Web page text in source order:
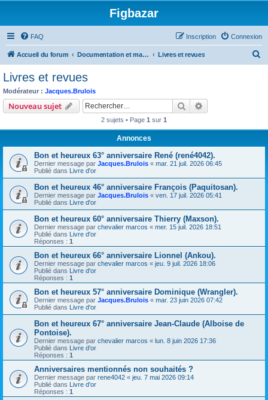
Figbazar
FAQ Connexion
Inscription
Accueil du forum Documentation et materiel du figuriniste Livres et revues
Livres et revues
Modérateur : Jacques.Brulois
Nouveau sujet Rechercher
2 sujets • Page 1 sur 1
Annonces
Bon et heureux 63° anniversaire René (rené4042).
Dernier message par Jacques.Brulois « mar. 21 juil. 2026 06:45
Publié dans Livre d'or
Bon et heureux 46° anniversaire François (Paquitosan).
Dernier message par Jacques.Brulois « ven. 17 juil. 2026 05:41
Publié dans Livre d'or
Bon et heureux 60° anniversaire Thierry (Maxson).
Dernier message par chevalier marcos « mer. 15 juil. 2026 18:51
Publié dans Livre d'or
Réponses : 1
Bon et heureux 66° anniversaire Lionnel (Ankou).
Dernier message par chevalier marcos « jeu. 9 juil. 2026 18:06
Publié dans Livre d'or
Réponses : 1
Bon et heureux 57° anniversaire Dominique (Wrangler).
Dernier message par Jacques.Brulois « mar. 23 juin 2026 07:42
Publié dans Livre d'or
Bon et heureux 67° anniversaire Jean-Claude (Alboise de
Pontoise).
Dernier message par chevalier marcos « lun. 8 juin 2026 17:36
Publié dans Livre d'or
Réponses : 1
Anniversaires mentionnés non souhaités ?
Dernier message par rene4042 « jeu. 7 mai 2026 09:14
Publié dans Livre d'or
Réponses : 1